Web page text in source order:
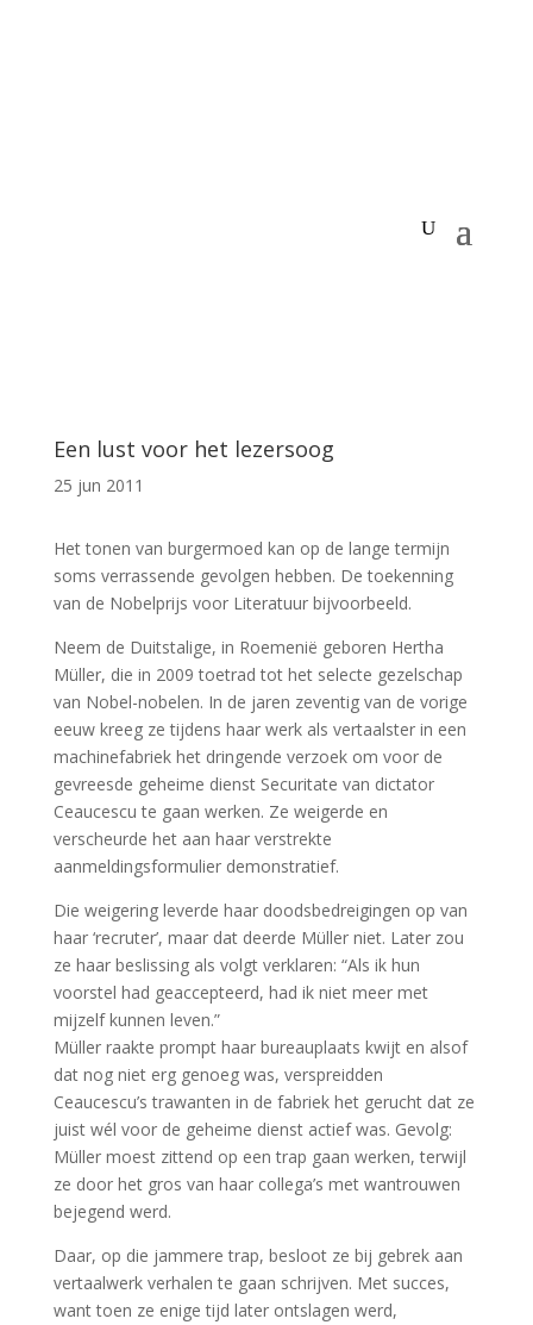
Een lust voor het lezersoog
25 jun 2011
Het tonen van burgermoed kan op de lange termijn
soms verrassende gevolgen hebben. De toekenning
van de Nobelprijs voor Literatuur bijvoorbeeld.
Neem de Duitstalige, in Roemenië geboren Hertha
Müller, die in 2009 toetrad tot het selecte gezelschap
van Nobel-nobelen. In de jaren zeventig van de vorige
eeuw kreeg ze tijdens haar werk als vertaalster in een
machinefabriek het dringende verzoek om voor de
gevreesde geheime dienst Securitate van dictator
Ceaucescu te gaan werken. Ze weigerde en
verscheurde het aan haar verstrekte
aanmeldingsformulier demonstratief.
Die weigering leverde haar doodsbedreigingen op van
haar ‘recruter’, maar dat deerde Müller niet. Later zou
ze haar beslissing als volgt verklaren: “Als ik hun
voorstel had geaccepteerd, had ik niet meer met
mijzelf kunnen leven.”
Müller raakte prompt haar bureauplaats kwijt en alsof
dat nog niet erg genoeg was, verspreidden
Ceaucescu’s trawanten in de fabriek het gerucht dat ze
juist wél voor de geheime dienst actief was. Gevolg:
Müller moest zittend op een trap gaan werken, terwijl
ze door het gros van haar collega’s met wantrouwen
bejegend werd.
Daar, op die jammere trap, besloot ze bij gebrek aan
vertaalwerk verhalen te gaan schrijven. Met succes,
want toen ze enige tijd later ontslagen werd,